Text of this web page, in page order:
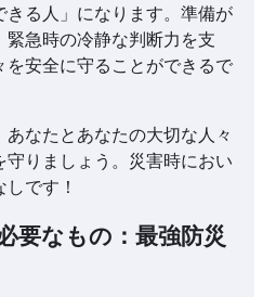
きる人」になります。準備が
急時の冷静な判断力を支
を安全に守ることができるで
なたとあなたの大切な人々
りましょう。災害時におい
です！
要なもの：最強防災